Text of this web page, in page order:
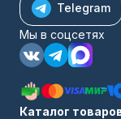
Telegram
Мы в соцсетях
Каталог